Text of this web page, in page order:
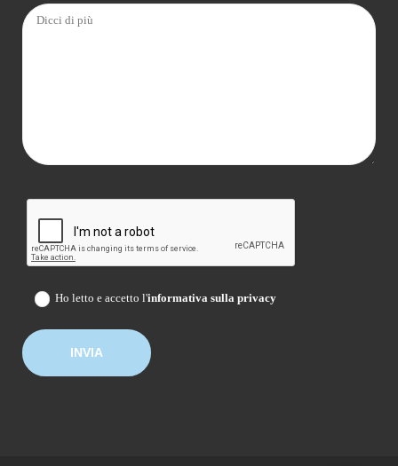
Ho letto e accetto l'informativa sulla privacy